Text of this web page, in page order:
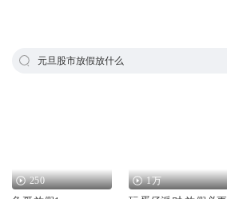
元旦股市放假放什么
250 1万